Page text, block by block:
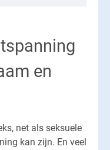
en
net als seksuele
kan zijn. En veel